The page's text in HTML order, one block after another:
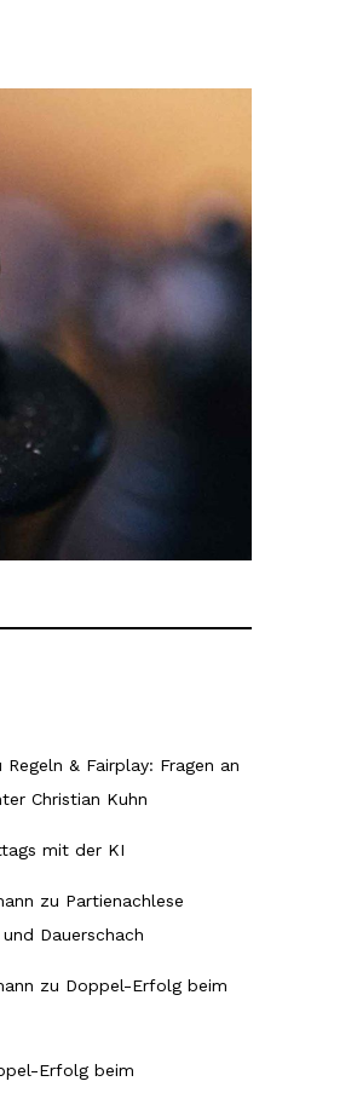
Regeln & Fairplay: Fragen an
Christian Kuhn
mit der KI
zu Partienachlese
Dauerschach
zu Doppel-Erfolg beim
Erfolg beim